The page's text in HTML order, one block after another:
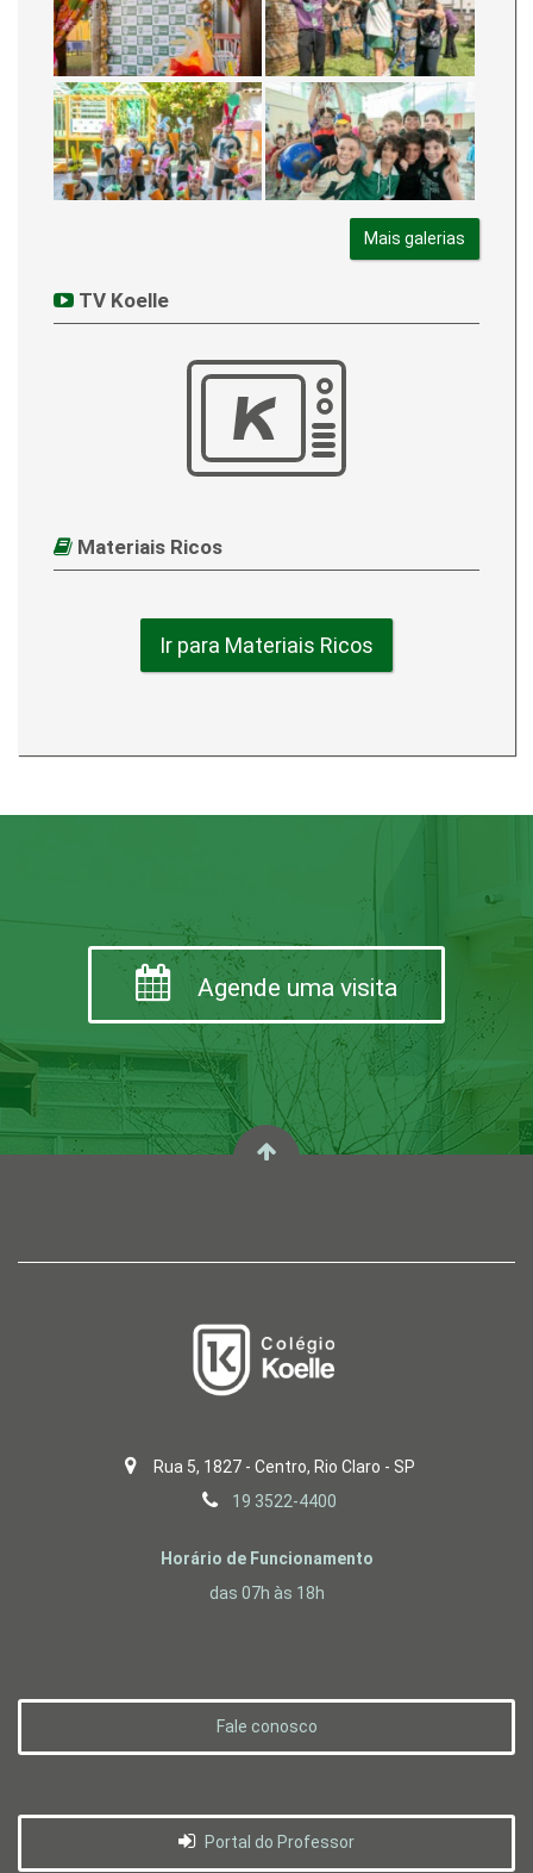
Mais galerias
TV Koelle
Materiais Ricos
Ir para Materiais Ricos
Agende uma visita
Rua 5, 1827 - Centro, Rio Claro - SP
19 3522-4400
Horário de Funcionamento
das 07h às 18h
Fale conosco
Portal do Professor